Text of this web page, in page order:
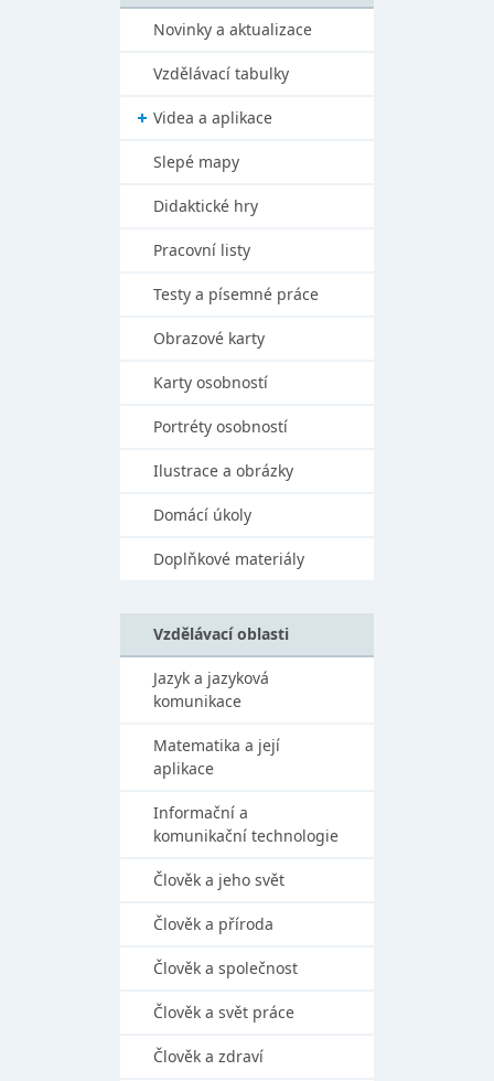
Novinky a aktualizace
Vzdělávací tabulky
Videa a aplikace
Slepé mapy
Didaktické hry
Pracovní listy
Testy a písemné práce
Obrazové karty
Karty osobností
Portréty osobností
Ilustrace a obrázky
Domácí úkoly
Doplňkové materiály
Vzdělávací oblasti
Jazyk a jazyková
komunikace
Matematika a její
aplikace
Informační a
komunikační technologie
Člověk a jeho svět
Člověk a příroda
Člověk a společnost
Člověk a svět práce
Člověk a zdraví